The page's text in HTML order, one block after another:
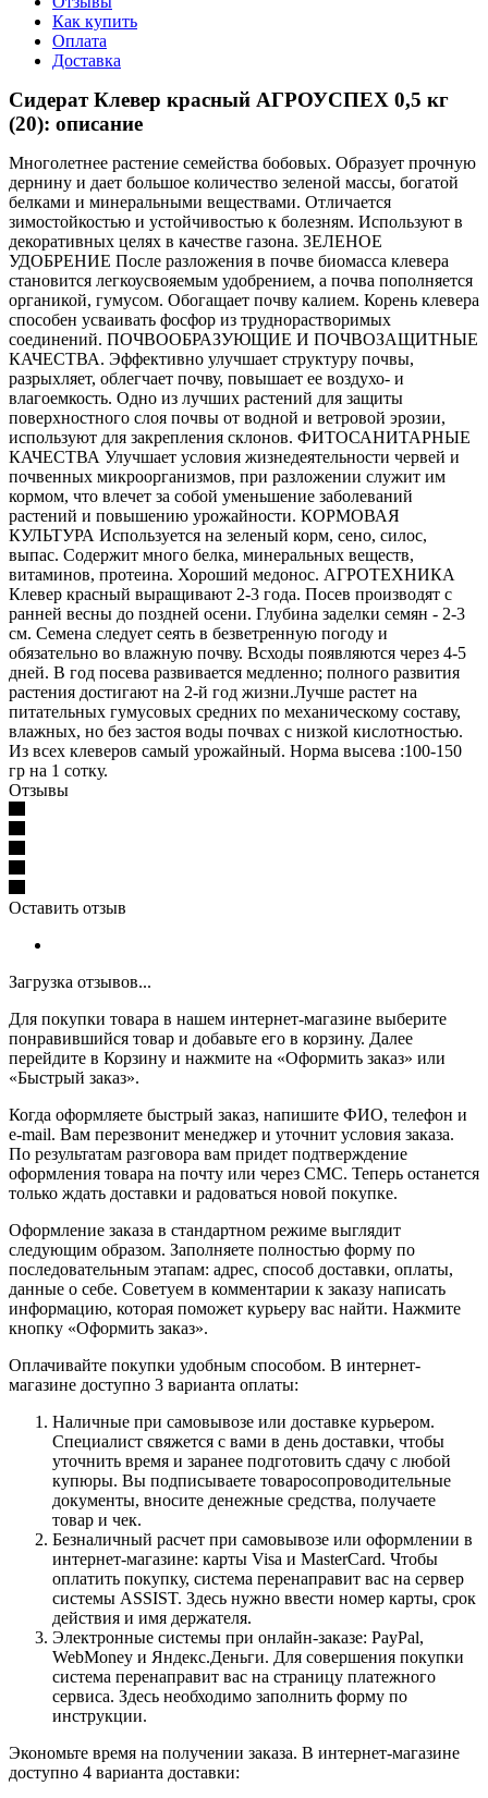
Как купить
Оплата
Доставка
Сидерат Клевер красный АГРОУСПЕХ 0,5 кг
(20): описание
Многолетнее растение семейства бобовых. Образует прочную
дернину и дает большое количество зеленой массы, богатой
белками и минеральными веществами. Отличается
зимостойкостью и устойчивостью к болезням. Используют в
декоративных целях в качестве газона. ЗЕЛЕНОЕ
УДОБРЕНИЕ После разложения в почве биомасса клевера
становится легкоусвояемым удобрением, а почва пополняется
органикой, гумусом. Обогащает почву калием. Корень клевера
способен усваивать фосфор из труднорастворимых
соединений. ПОЧВООБРАЗУЮЩИЕ И ПОЧВОЗАЩИТНЫЕ
КАЧЕСТВА. Эффективно улучшает структуру почвы,
разрыхляет, облегчает почву, повышает ее воздухо- и
влагоемкость. Одно из лучших растений для защиты
поверхностного слоя почвы от водной и ветровой эрозии,
используют для закрепления склонов. ФИТОСАНИТАРНЫЕ
КАЧЕСТВА Улучшает условия жизнедеятельности червей и
почвенных микроорганизмов, при разложении служит им
кормом, что влечет за собой уменьшение заболеваний
растений и повышению урожайности. КОРМОВАЯ
КУЛЬТУРА Используется на зеленый корм, сено, силос,
выпас. Содержит много белка, минеральных веществ,
витаминов, протеина. Хороший медонос. АГРОТЕХНИКА
Клевер красный выращивают 2-3 года. Посев производят с
ранней весны до поздней осени. Глубина заделки семян - 2-3
см. Семена следует сеять в безветренную погоду и
обязательно во влажную почву. Всходы появляются через 4-5
дней. В год посева развивается медленно; полного развития
растения достигают на 2-й год жизни.Лучше растет на
питательных гумусовых средних по механическому составу,
влажных, но без застоя воды почвах с низкой кислотностью.
Из всех клеверов самый урожайный. Норма высева :100-150
гр на 1 сотку.
Отзывы
Оставить отзыв
Загрузка отзывов...
Для покупки товара в нашем интернет-магазине выберите
понравившийся товар и добавьте его в корзину. Далее
перейдите в Корзину и нажмите на «Оформить заказ» или
«Быстрый заказ».
Когда оформляете быстрый заказ, напишите ФИО, телефон и
e-mail. Вам перезвонит менеджер и уточнит условия заказа.
По результатам разговора вам придет подтверждение
оформления товара на почту или через СМС. Теперь останется
только ждать доставки и радоваться новой покупке.
Оформление заказа в стандартном режиме выглядит
следующим образом. Заполняете полностью форму по
последовательным этапам: адрес, способ доставки, оплаты,
данные о себе. Советуем в комментарии к заказу написать
информацию, которая поможет курьеру вас найти. Нажмите
кнопку «Оформить заказ».
Оплачивайте покупки удобным способом. В интернет-
магазине доступно 3 варианта оплаты:
Наличные при самовывозе или доставке курьером.
Специалист свяжется с вами в день доставки, чтобы
уточнить время и заранее подготовить сдачу с любой
купюры. Вы подписываете товаросопроводительные
документы, вносите денежные средства, получаете
товар и чек.
Безналичный расчет при самовывозе или оформлении в
интернет-магазине: карты Visa и MasterCard. Чтобы
оплатить покупку, система перенаправит вас на сервер
системы ASSIST. Здесь нужно ввести номер карты, срок
действия и имя держателя.
Электронные системы при онлайн-заказе: PayPal,
WebMoney и Яндекс.Деньги. Для совершения покупки
система перенаправит вас на страницу платежного
сервиса. Здесь необходимо заполнить форму по
инструкции.
Экономьте время на получении заказа. В интернет-магазине
доступно 4 варианта доставки: